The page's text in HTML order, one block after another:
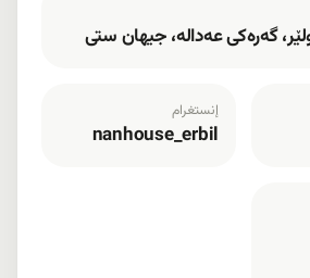
گەرەکی عەدالە، جیهان ستی
إنستغرام
nanhouse_erbil